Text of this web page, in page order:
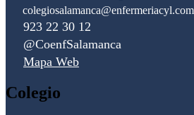
colegiosalamanca@enfermeriacyl.com
923 22 30 12
@CoenfSalamanca
Mapa Web
Colegio